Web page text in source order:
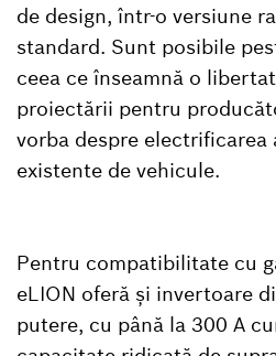
de design, într-o versiune
standard. Sunt posibile
ceea ce înseamnă o
proiectării pentru
vorba despre
existente de vehicule.
Pentru compatibilitate cu
eLION oferă și invertoare
putere, cu până la 300 A